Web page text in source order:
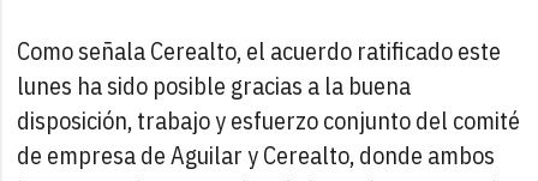
Como señala Cerealto, el acuerdo ratificado este
lunes ha sido posible gracias a la buena
disposición, trabajo y esfuerzo conjunto del comité
de empresa de Aguilar y Cerealto, donde ambos